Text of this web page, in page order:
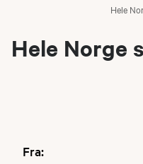
Hele
Hele Norge
Fra: